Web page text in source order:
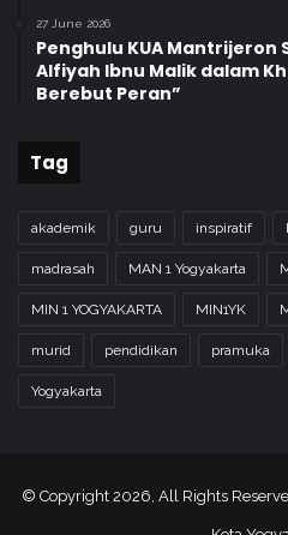
27 June 2026
Penghulu KUA Mantrijeron
Alfiyah Ibnu Malik dalam
Berebut Peran”
Tag
akademik guru inspiratif
madrasah MAN 1 Yogyakarta
MIN 1 YOGYAKARTA MIN1YK
murid pendidikan pramuka
Yogyakarta
© Copyright 2026, All Rights